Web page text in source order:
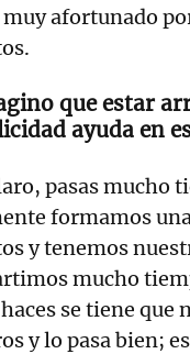
afortunado
que estar
ayuda en
pasas mucho
formamos
y tenemos
mucho
se tiene que
y lo pasa bien;